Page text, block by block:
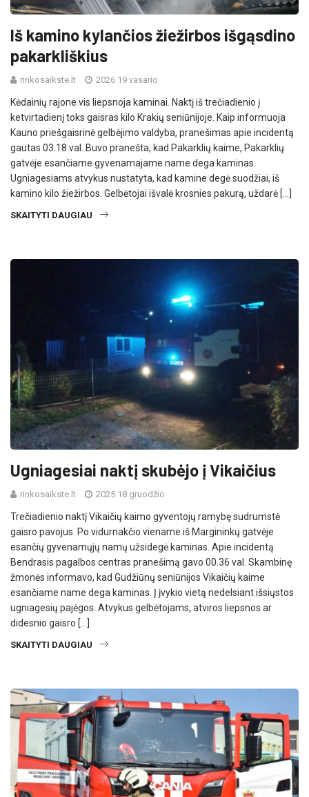
Iš kamino kylančios žiežirbos išgąsdino
pakarkliškius
rinkosaikste.lt 2026 19 vasario
Kėdainių rajone vis liepsnoja kaminai. Naktį iš trečiadienio į
ketvirtadienį toks gaisras kilo Krakių seniūnijoje. Kaip informuoja
Kauno priešgaisrinė gelbėjimo valdyba, pranešimas apie incidentą
gautas 03.18 val. Buvo pranešta, kad Pakarklių kaime, Pakarklių
gatvėje esančiame gyvenamajame name dega kaminas.
Ugniagesiams atvykus nustatyta, kad kamine degė suodžiai, iš
kamino kilo žiežirbos. Gelbėtojai išvalė krosnies pakurą, uždarė […]
SKAITYTI DAUGIAU
Ugniagesiai naktį skubėjo į Vikaičius
rinkosaikste.lt 2025 18 gruodžio
Trečiadienio naktį Vikaičių kaimo gyventojų ramybę sudrumstė
gaisro pavojus. Po vidurnakčio viename iš Margininkų gatvėje
esančių gyvenamųjų namų užsidegė kaminas. Apie incidentą
Bendrasis pagalbos centras pranešimą gavo 00.36 val. Skambinę
žmonės informavo, kad Gudžiūnų seniūnijos Vikaičių kaime
esančiame name dega kaminas. Į įvykio vietą nedelsiant išsiųstos
ugniagesių pajėgos. Atvykus gelbėtojams, atviros liepsnos ar
didesnio gaisro […]
SKAITYTI DAUGIAU